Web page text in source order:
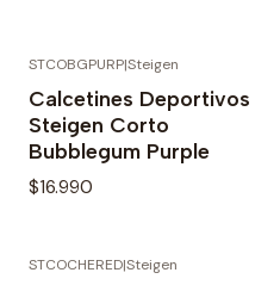
STCOBGPURP|Steigen
Calcetines Deportivos
Steigen Corto
Bubblegum Purple
$16.990
STCOCHERED|Steigen